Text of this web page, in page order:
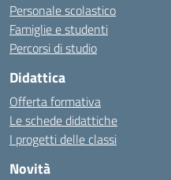
Personale scolastico
Famiglie e studenti
Percorsi di studio
Didattica
Offerta formativa
Le schede didattiche
I progetti delle classi
Novità